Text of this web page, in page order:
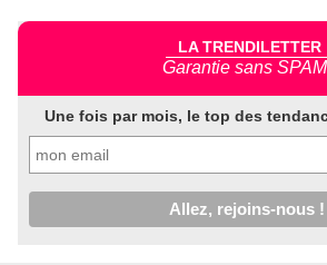
LA TRENDILETTER
Garantie sans
Une fois par mois, le top des